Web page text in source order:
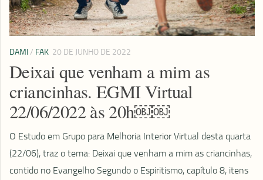
DAMI/ FAK 20 DE JUNHO DE 2022
Deixai que venham a mim as
criancinhas. EGMI Virtual
22/06/2022 às 20h￼￼
O Estudo em Grupo para Melhoria Interior Virtual desta quarta
(22/06), traz o tema: Deixai que venham a mim as criancinhas,
contido no Evangelho Segundo o Espiritismo, capítulo 8, itens